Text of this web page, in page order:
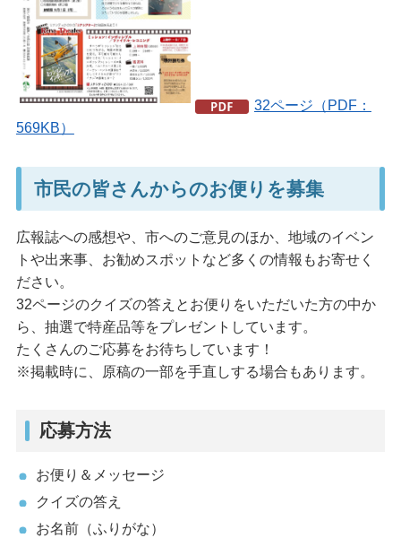
32ページ（PDF：
569KB）
市民の皆さんからのお便りを募集
広報誌への感想や、市へのご意見のほか、地域のイベン
トや出来事、お勧めスポットなど多くの情報もお寄せく
ださい。
32ページのクイズの答えとお便りをいただいた方の中か
ら、抽選で特産品等をプレゼントしています。
たくさんのご応募をお待ちしています！
※掲載時に、原稿の一部を手直しする場合もあります。
応募方法
お便り＆メッセージ
クイズの答え
お名前（ふりがな）